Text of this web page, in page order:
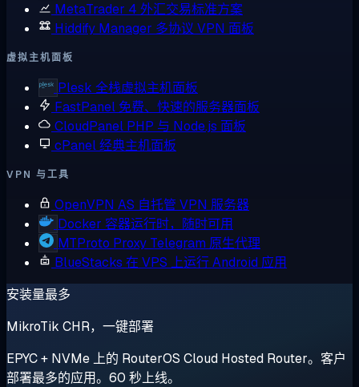
MetaTrader 4 外汇交易标准方案
Hiddify Manager 多协议 VPN 面板
虚拟主机面板
Plesk 全栈虚拟主机面板
FastPanel 免费、快速的服务器面板
CloudPanel PHP 与 Node.js 面板
cPanel经典主机面板
VPN 与工具
OpenVPN AS 自托管 VPN 服务器
Docker 容器运行时，随时可用
MTProto Proxy Telegram 原生代理
BlueStacks 在 VPS 上运行 Android 应用
安装量最多
MikroTik CHR，一键部署
EPYC + NVMe 上的 RouterOS Cloud Hosted Router。客户
部署最多的应用。60 秒上线。